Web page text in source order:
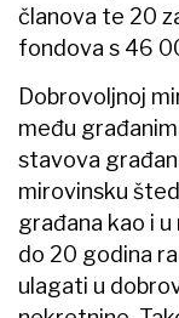
članova te 20
fondova s 46
Dobrovoljnoj
među
stavova
mirovinsku
građana kao i u
do 20 godina
ulagati u